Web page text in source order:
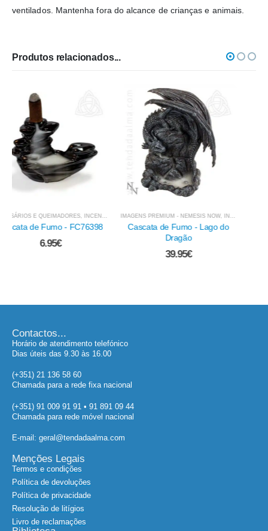
ventilados. Mantenha fora do alcance de crianças e animais.
Produtos relacionados...
IMAGENS PREMIUM - NEMESIS NOW , INCENSOS EM CONE
Cascata de Fumo - Lago do
Dragão
INCENSÁRIOS E QUEIMADORES
Tábua para Incenso - Lotus
1.50€
Contactos...
Horário de atendimento telefónico
Dias úteis das 9.30 às 16.00
(+351) 21 136 58 60
Chamada para a rede fixa nacional
(+351) 91 009 91 91 • 91 891 09 44
Chamada para rede móvel nacional
E-mail: geral@tendadaalma.com
Menções Legais
Termos e condições
Política de devoluções
Política de privacidade
Resolução de litígios
Livro de reclamações